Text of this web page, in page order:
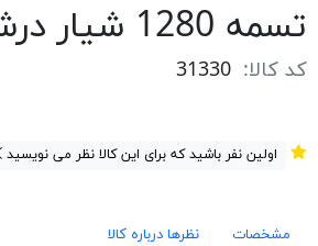
تسمه 1280 شیار درشت 6 J
کد کالا: 31330
اولین نفر باشید که برای این کالا نظر می نویسید
مشخصات نظرها درباره کالا